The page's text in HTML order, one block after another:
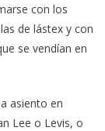
con los
de lástex y con
se vendían en
asiento en
Lee o Levis, o